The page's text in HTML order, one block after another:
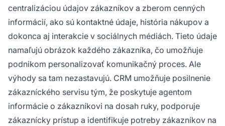
centralizáciou údajov zákazníkov a zberom cenných
informácií, ako sú kontaktné údaje, história nákupov a
dokonca aj interakcie v sociálnych médiách. Tieto údaje
namaľujú obrázok každého zákazníka, čo umožňuje
podnikom personalizovať komunikačný proces. Ale
výhody sa tam nezastavujú. CRM umožňuje posilnenie
zákazníckého servisu tým, že poskytuje agentom
informácie o zákazníkovi na dosah ruky, podporuje
zákaznícky prístup a identifikuje potreby zákazníkov na